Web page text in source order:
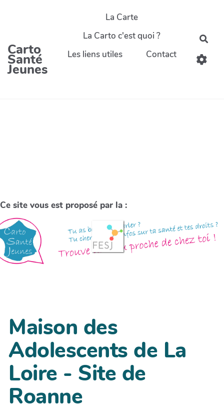
Carto
Santé
Jeunes
La Carte
La Carto c'est quoi ?
Les liens utiles
Contact
Ce site vous est proposé par la :
Maison des
Adolescents de La
Loire - Site de
Roanne